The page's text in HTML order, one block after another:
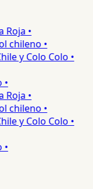
•
•
y Colo Colo •
•
•
y Colo Colo •